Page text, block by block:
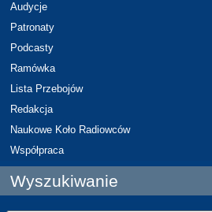
Audycje
Patronaty
Podcasty
Ramówka
Lista Przebojów
Redakcja
Naukowe Koło Radiowców
Współpraca
Wyszukiwanie